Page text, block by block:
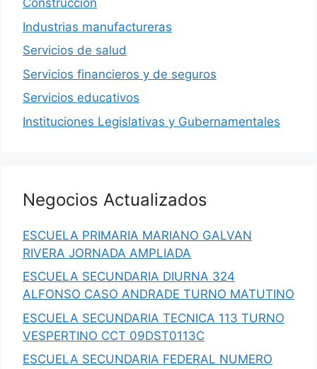
Construcción
Industrias manufactureras
Servicios de salud
Servicios financieros y de seguros
Servicios educativos
Instituciones Legislativas y Gubernamentales
Negocios Actualizados
ESCUELA PRIMARIA MARIANO GALVAN
RIVERA JORNADA AMPLIADA
ESCUELA SECUNDARIA DIURNA 324
ALFONSO CASO ANDRADE TURNO MATUTINO
ESCUELA SECUNDARIA TECNICA 113 TURNO
VESPERTINO CCT 09DST0113C
ESCUELA SECUNDARIA FEDERAL NUMERO